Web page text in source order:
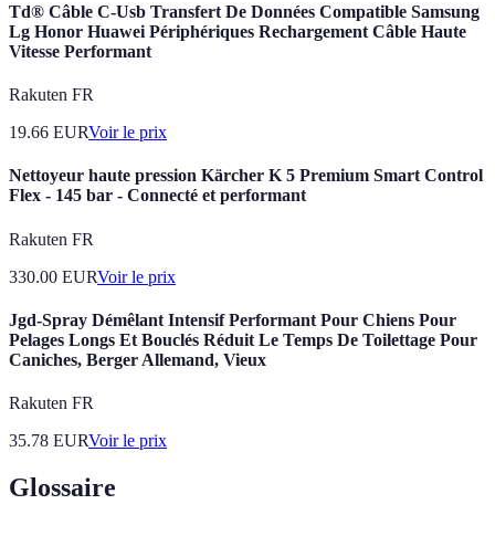
Td® Câble C-Usb Transfert De Données Compatible Samsung
Lg Honor Huawei Périphériques Rechargement Câble Haute
Vitesse Performant
Rakuten FR
19.66 EURVoir le prix
Nettoyeur haute pression Kärcher K 5 Premium Smart Control
Flex - 145 bar - Connecté et performant
Rakuten FR
330.00 EURVoir le prix
Jgd-Spray Démêlant Intensif Performant Pour Chiens Pour
Pelages Longs Et Bouclés Réduit Le Temps De Toilettage Pour
Caniches, Berger Allemand, Vieux
Rakuten FR
35.78 EURVoir le prix
Glossaire